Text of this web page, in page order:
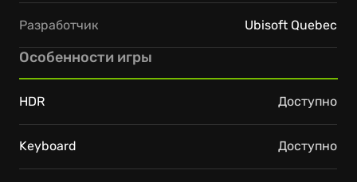
Разработчик Ubisoft Quebec
Особенности игры
HDR Доступно
Keyboard Доступно